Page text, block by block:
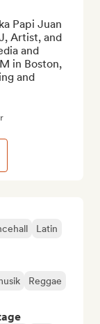
Latin
Reggae
Papi Juan
Artist, and
and
in Boston,
and